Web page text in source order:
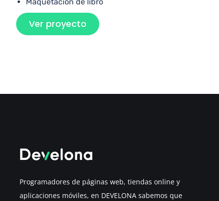
Ver proyecto
Programadores de páginas web, tiendas online y
aplicaciones móviles, en DEVELONA sabemos que